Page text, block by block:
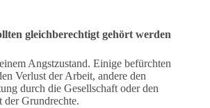
gleichberechtigt gehört werden
Angstzustand. Einige befürchten
Verlust der Arbeit, andere den
durch die Gesellschaft oder den
der Grundrechte.